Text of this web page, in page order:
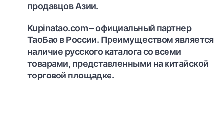
продавцов Азии.
Kupinatao.com– официальный партнер
ТаоБао в России. Преимуществом является
наличие русского каталога со всеми
товарами, представленными на китайской
торговой площадке.